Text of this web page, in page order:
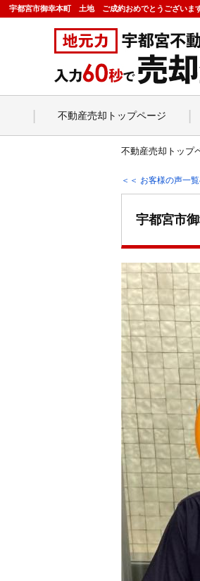
宇都宮市御幸本町 土地 ご成約おめでとうございま
不動産売却トップページ
不動産売却トップ
＜＜ お客様の声一
宇都宮市